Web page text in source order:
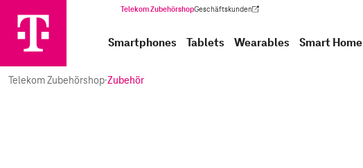
Telekom ZubehörshopGeschäftskunden
(Wird in einem neuen Tab geöffnet)
Smartphones Tablets Wearables Smart Home
Telekom Zubehörshop·Zubehör